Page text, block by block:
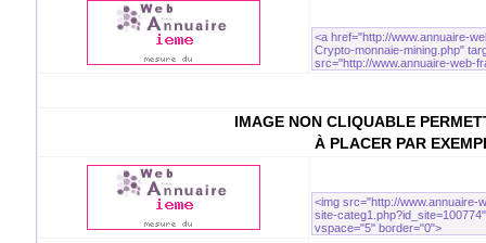
IMAGE NON CLIQUABLE
À PLACER PAR